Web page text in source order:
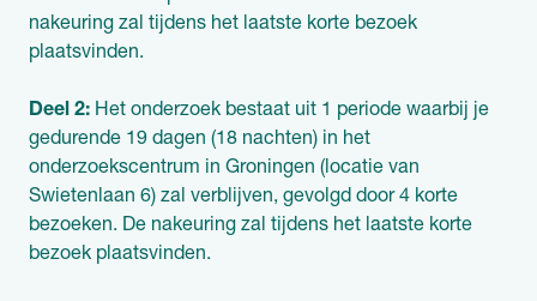
nakeuring zal tijdens het laatste korte bezoek
plaatsvinden.
Deel 2: Het onderzoek bestaat uit 1 periode waarbij je
gedurende 19 dagen (18 nachten) in het
onderzoekscentrum in Groningen (locatie van
Swietenlaan 6) zal verblijven, gevolgd door 4 korte
bezoeken. De nakeuring zal tijdens het laatste korte
bezoek plaatsvinden.